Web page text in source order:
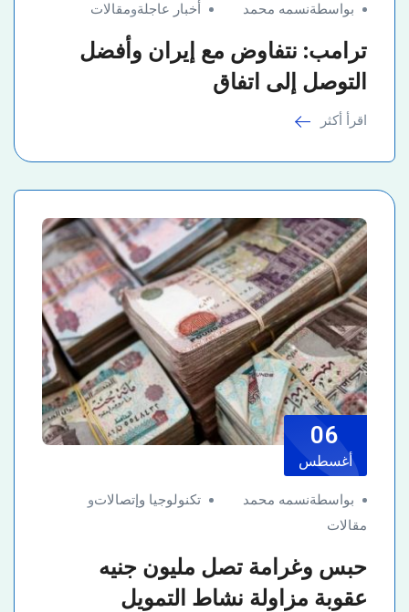
بواسطةنسمه محمد أخبار عاجلةومقالات
ترامب: نتفاوض مع إيران وأفضل
التوصل إلى اتفاق
اقرأ أكثر
06
أغسطس
بواسطةنسمه محمد تكنولوجيا وإتصالاتو
مقالات
حبس وغرامة تصل مليون جنيه
عقوبة مزاولة نشاط التمويل